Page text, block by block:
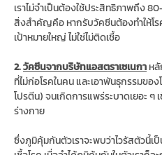
เราไม่จำเป็นต้องใช้ประสิทธิภาพถึง
สิ่งสำคัญคือ หากรับวัคซีนต้องทำให้โร
เป้าหมายใหญ่ ไม่ใช่ไม่ติดเชื้อ
2.วัคซีนจากบริษัทแอสตราเซเนกา ห
ที่ไม่ก่อโรคในคน และเอาพันธุกรรมขอ
โปรตีน) จนเกิดการแพร่ระบาดเยอะ ๆ
ร่างกาย
ซึ่งภูมิคุ้มกันตัวเราจะพบว่าไวรัสตัวนี้